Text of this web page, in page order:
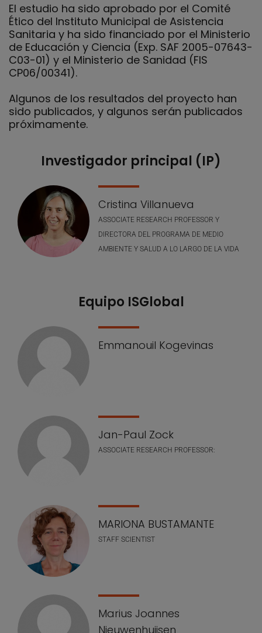
El estudio ha sido aprobado por el Comité
Ético del Instituto Municipal de Asistencia
Sanitaria y ha sido financiado por el Ministerio
de Educación y Ciencia (Exp. SAF 2005-07643-
C03-01) y el Ministerio de Sanidad (FIS
CP06/00341).
Algunos de los resultados del proyecto han
sido publicados, y algunos serán publicados
próximamente.
Nuestro equipo
Investigador principal (IP)
Cristina Villanueva
ASSOCIATE RESEARCH PROFESSOR Y
DIRECTORA DEL PROGRAMA DE MEDIO
AMBIENTE Y SALUD A LO LARGO DE LA VIDA
Equipo ISGlobal
Emmanouil Kogevinas
Jan-Paul Zock
ASSOCIATE RESEARCH PROFESSOR:
MARIONA BUSTAMANTE
STAFF SCIENTIST
Marius Joannes
Nieuwenhuijsen